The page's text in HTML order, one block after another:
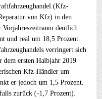
(Kfz-
von Kfz) in den
Vorjahreszeitraum deutlich
und real um 18,5 Prozent.
verringert sich
dem ersten Halbjahr 2019
Kfz-Händler um
er jedoch um 1,5 Prozent.
zurück (-1,7 Prozent).